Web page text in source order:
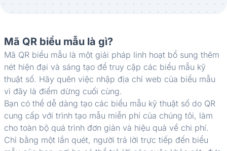
Mã QR biểu mẫu là gì?
Mã QR biểu mẫu là một giải pháp linh hoạt bổ sung thêm
nét hiện đại và sáng tạo để truy cập các biểu mẫu kỹ
thuật số. Hãy quên việc nhập địa chỉ web của biểu mẫu
vì đây là điểm dừng cuối cùng.
Bạn có thể dễ dàng tạo các biểu mẫu kỹ thuật số do QR
cung cấp với trình tạo mẫu miễn phí của chúng tôi, làm
cho toàn bộ quá trình đơn giản và hiệu quả về chi phí.
Chỉ bằng một lần quét, người trả lời trực tiếp đến biểu